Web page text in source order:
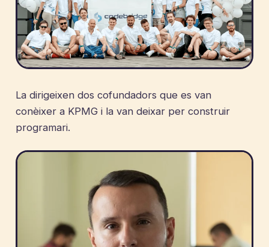
La dirigeixen dos cofundadors que es van
conèixer a KPMG i la van deixar per construir
programari.